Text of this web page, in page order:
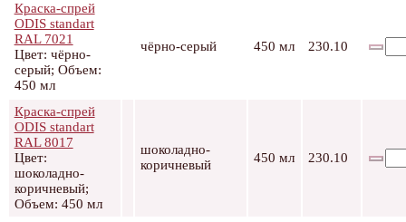
Краска-спрей
ODIS standart
RAL 7021
Цвет: чёрно-
серый; Объем:
450 мл
чёрно-серый 450 мл 230.10
Краска-спрей
ODIS standart
RAL 8017
Цвет:
шоколадно-
коричневый;
Объем: 450 мл
шоколадно-
коричневый
450 мл 230.10